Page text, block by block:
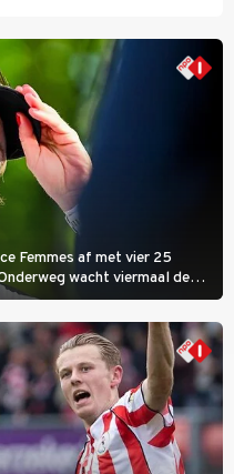
Femmes af met vier 25
wacht viermaal de
Promenade des Anglais krijgt